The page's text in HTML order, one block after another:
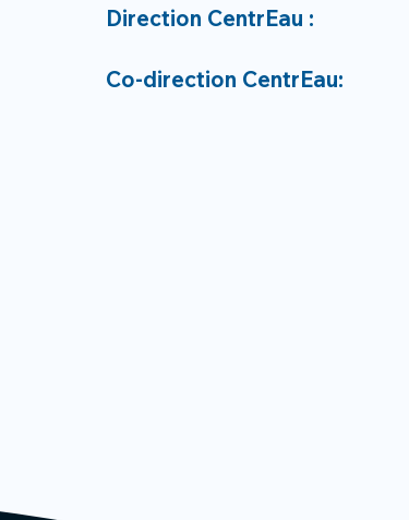
Direction CentrEau :
Co-direction CentrEau: